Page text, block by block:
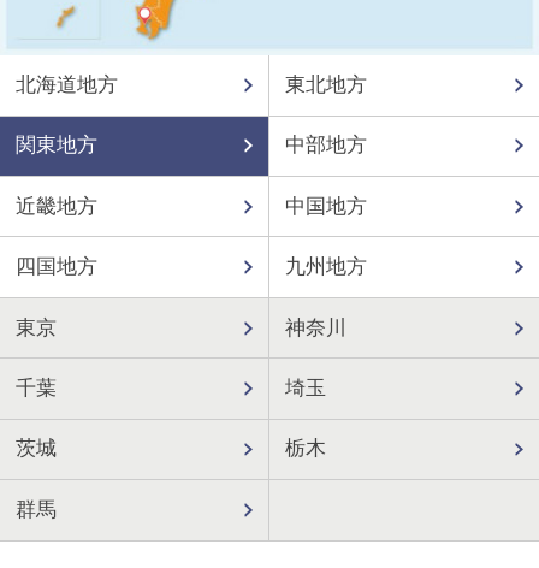
北海道地方 東北地方
関東地方 中部地方
近畿地方 中国地方
四国地方 九州地方
東京 神奈川
千葉 埼玉
茨城 栃木
群馬